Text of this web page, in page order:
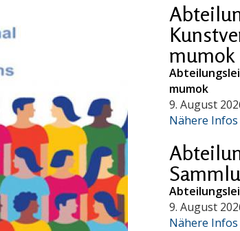
mumok
mumok
9. August
Nähere Infos
9. August
Nähere Infos